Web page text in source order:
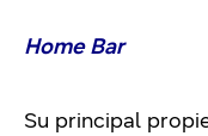
Home Bar
Su principal